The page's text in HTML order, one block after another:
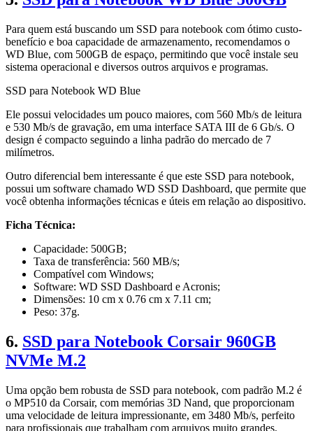
Para quem está buscando um SSD para notebook com ótimo custo-
benefício e boa capacidade de armazenamento, recomendamos o
WD Blue, com 500GB de espaço, permitindo que você instale seu
sistema operacional e diversos outros arquivos e programas.
SSD para Notebook WD Blue
Ele possui velocidades um pouco maiores, com 560 Mb/s de leitura
e 530 Mb/s de gravação, em uma interface SATA III de 6 Gb/s. O
design é compacto seguindo a linha padrão do mercado de 7
milímetros.
Outro diferencial bem interessante é que este SSD para notebook,
possui um software chamado WD SSD Dashboard, que permite que
você obtenha informações técnicas e úteis em relação ao dispositivo.
Ficha Técnica:
Capacidade: 500GB;
Taxa de transferência: 560 MB/s;
Compatível com Windows;
Software: WD SSD Dashboard e Acronis;
Dimensões: 10 cm x 0.76 cm x 7.11 cm;
Peso: 37g.
6. SSD para Notebook Corsair 960GB
NVMe M.2
Uma opção bem robusta de SSD para notebook, com padrão M.2 é
o MP510 da Corsair, com memórias 3D Nand, que proporcionam
uma velocidade de leitura impressionante, em 3480 Mb/s, perfeito
para profissionais que trabalham com arquivos muito grandes.